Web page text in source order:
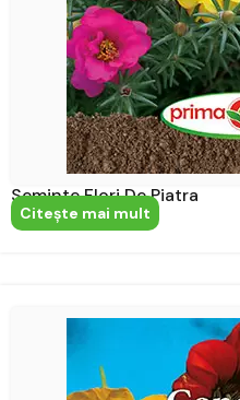
Seminte Flori De Piatra
Citeşte mai mult